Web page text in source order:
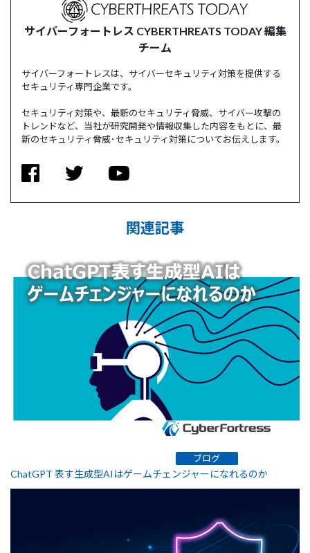
サイバーフォートレス CYBERTHREATS TODAY 編集
チーム
サイバーフォートレスは、サイバーセキュリティ対策を提供する
セキュリティ専門企業です。
セキュリティ対策や、最新のセキュリティ脅威、サイバー攻撃の
トレンドなど、当社が研究開発や情報収集した内容をもとに、最
新のセキュリティ脅威･セキュリティ対策についてお伝えします。
関連記事
ブログ
ChatGPT 表す生成型AIはゲームチェンジャーになれるのか